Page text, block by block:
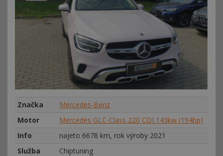
Značka
Mercedes-Benz
Motor
Mercedes GLC-Class 220 CDI 143kw (194hp)
Info
najeto 6678 km, rok výroby 2021
Služba
Chiptuning